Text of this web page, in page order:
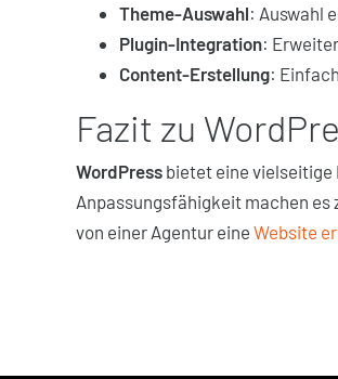
Theme-Auswahl: Auswahl
Plugin-Integration:
Content-Erstellung:
Fazit zu
WordPressbietet eine vielseitige
Anpassungsfähigkeit machen es
von einer Agentur eine Website